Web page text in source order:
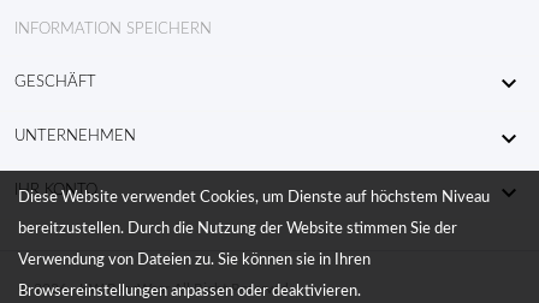
INFORMATION SPEICHERN
GESCHÄFT 
UNTERNEHMEN 
IHR KONTO 
Diese Website verwendet Cookies, um Dienste auf höchstem Niveau
bereitzustellen. Durch die Nutzung der Website stimmen Sie der
Verwendung von Dateien zu. Sie können sie in Ihren
Browsereinstellungen anpassen oder deaktivieren.
© 2026 - KW RaceWear All Right Reserved